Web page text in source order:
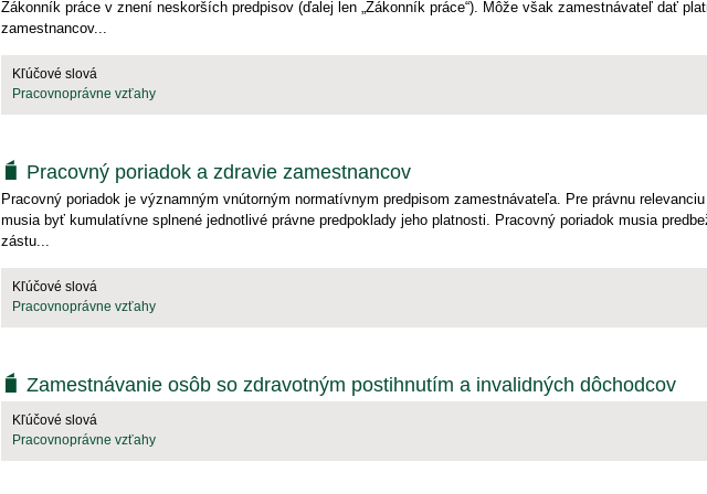
Zákonník práce v znení neskorších predpisov (ďalej len „Zákonník práce“). Môže však zamestnávateľ dať
zamestnancov...
Kľúčové slová
Pracovnoprávne vzťahy
Pracovný poriadok a zdravie zamestnancov
Pracovný poriadok je významným vnútorným normatívnym predpisom zamestnávateľa. Pre právnu
musia byť kumulatívne splnené jednotlivé právne predpoklady jeho platnosti. Pracovný poriadok musia
zástu...
Kľúčové slová
Pracovnoprávne vzťahy
Zamestnávanie osôb so zdravotným postihnutím a invalidných dôchodcov
Kľúčové slová
Pracovnoprávne vzťahy